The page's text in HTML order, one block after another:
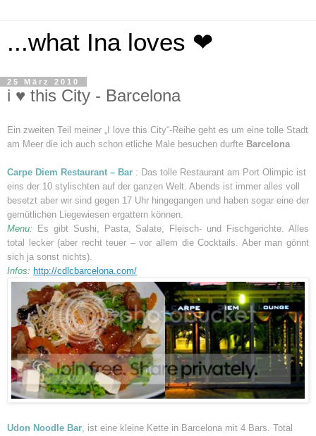
...what Ina loves ❤
25 März 2010
i ♥ this City - Barcelona
Ein zweiten Teil meiner „I love this City“-Reihe geht es um eine tolle Stadt
am Meer die ich auch schon etliche Male besuchen durfte Barcelona
Carpe Diem Restaurant – Bar : Das tolle Restaurant am Port Olimpic ist
eins der 10 stylischten auf der ganzen Welt. Abends ist immer alles voll
besetzt aber wir sind gegen 17 Uhr hingegangen und haben sogar eine der
gemütlichen Liegewiesen ergattern können.
Menu:
Es gibt Sushi, Pasta, Salate, Fleisch- und Fischgerichte. Alles
total lecker (aber recht teuer – vor allem die Cocktails. Aber man gönnt
sich ja sonst nichts).
Infos: http://cdlcbarcelona.com/
Udon Noodle Bar, ist eine kleine Kette in Barcelona mit 4 Bars. Total